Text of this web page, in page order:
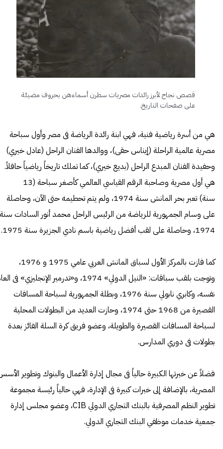
قصص نجاح لأبرز رائدات مصريات سطرن أسماءهن بحروف مضيئة
على صفحات التاريخ.
هي من أسرة رياضية فنية، فهي ابنة رائدة الرياضة فى مصر وأول سباحة
مصرية عالمية الراحلة (إيناس حقى)، ووالدها الفنان الراحل (عادل خيري)
وحفيدة الفنان المبدع الراحل (بديع خيري)، كما تملك تاريخاً رياضياً حافلاً.
هي أول مصرية وصاحبة الرقم القياسي العالمي كأصغر سباحة (13
سنة) تعبر بحر المانش سنة 1974، ولم يتم تحطيمه حتى الآن، وحاصلة
على وسام الجمهورية للرياضة من الرئيس الراحل محمد أنور السادات سنة
1974، وحاصلة على لقب أفضل رياضية باسم نادي الجزيرة سنة 1975.
كما فازت بالمركز الأول لسباق المانش العربي عامي 1975 و 1976،
وتوجت بلقب سباقات: «النيل الدولي» 1974، و«تدرمير الإنجليزي» فى
نفسه، وكابري نابولي سنة 1976، وبطلة الجمهورية لسباحة المسافات
القصيرة من 1968 حتى 1974، وحازت العديد من البطولات المحلية
لسباحة المسافات القصيرة والطويلة، وعضو فريق كرة السلة الفائز بعدة
بطولات فى دوري المدارس.
فضلاً عن خبرتها الكبيرة حالياً فى مجال إدارة الأعمال والبنوك وتطوير
المصرية، بالإضافة إلى خبرات كبيرة فى الإدارة، فهي حالياً رئيسة مجموعة
تطوير النظم المصرفية بالبنك التجاري الدولي CIB، وعضو مجلس إدارة
جمعية خدمات موظفي البنك التجاري الدولي.